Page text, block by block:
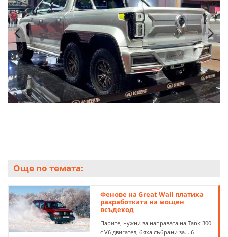
Още по темата:
Фенове на Great Wall платиха
разработката на мощен
всъдеход
Парите, нужни за направата на Tank 300
с V6 двигател, бяха събрани за... 6